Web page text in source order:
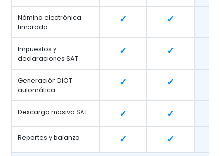
Nómina electrónica
timbrada
✓ ✓
Impuestos y
declaraciones SAT
✓ ✓
Generación DIOT
automática
✓ ✓
Descarga masiva SAT ✓ ✓
Reportes y balanza ✓ ✓